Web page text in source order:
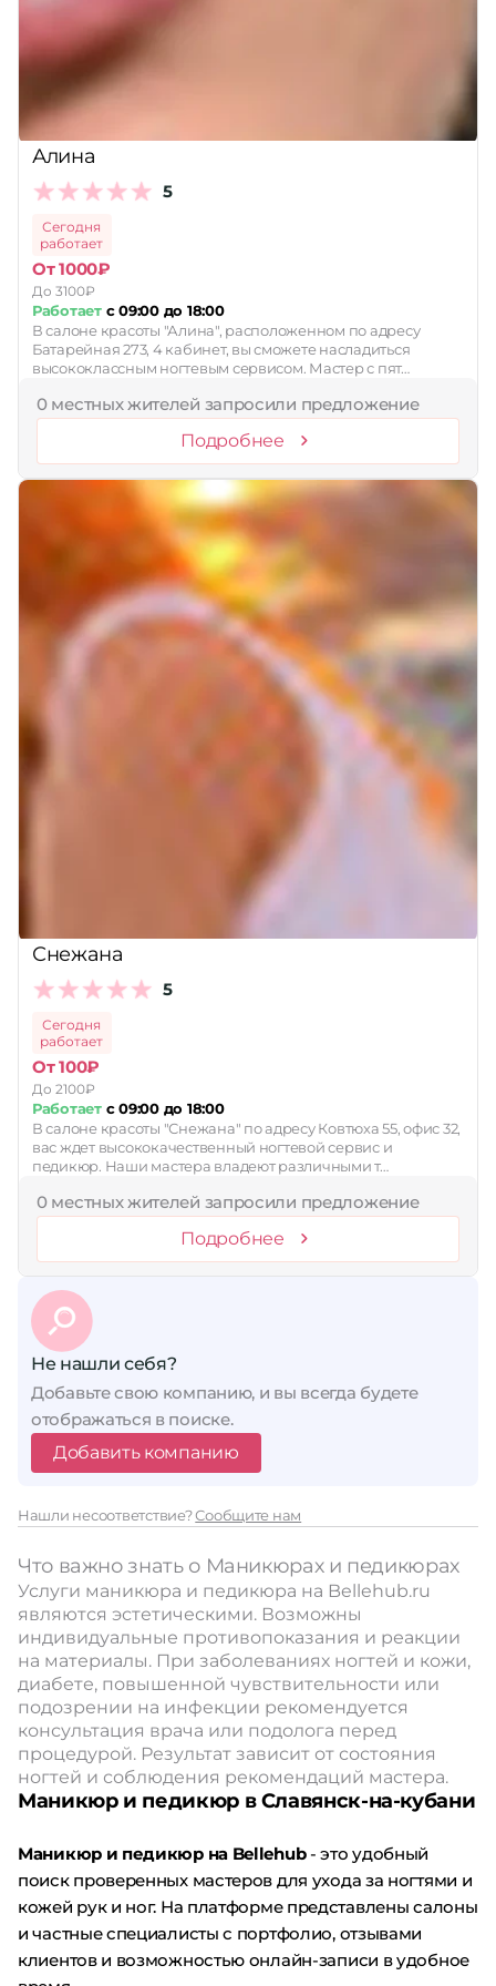
Принимает сертификаты
Алина
5
Сегодня
работает
От 1000₽
До 3100₽
Работаетс 09:00 до 18:00
В салоне красоты "Алина", расположенном по адресу
Батарейная 273, 4 кабинет, вы сможете насладиться
высококлассным ногтевым сервисом. Мастер с пят…
0 местных жителей запросили предложение
Подробнее
Снежана
5
Сегодня
работает
От 100₽
До 2100₽
Работаетс 09:00 до 18:00
В салоне красоты "Снежана" по адресу Ковтюха 55, офис 32,
вас ждет высококачественный ногтевой сервис и
педикюр. Наши мастера владеют различными т…
0 местных жителей запросили предложение
Подробнее
Не нашли себя?
Добавьте свою компанию, и вы всегда будете
отображаться в поиске.
Добавить компанию
Нашли несоответствие?Сообщите нам
Что важно знать о Маникюрах и педикюрах
Услуги маникюра и педикюра на Bellehub.ru
являются эстетическими. Возможны
индивидуальные противопоказания и реакции
на материалы. При заболеваниях ногтей и кожи,
диабете, повышенной чувствительности или
подозрении на инфекции рекомендуется
консультация врача или подолога перед
процедурой. Результат зависит от состояния
ногтей и соблюдения рекомендаций мастера.
Маникюр и педикюр в Славянск-на-кубани
Маникюр и педикюр на Bellehub- это удобный
поиск проверенных мастеров для ухода за ногтями и
кожей рук и ног. На платформе представлены салоны
и частные специалисты с портфолио, отзывами
клиентов и возможностью онлайн-записи в удобное